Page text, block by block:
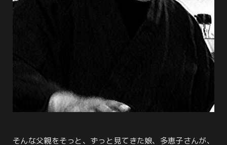
そんな父親をそっと、ずっと見てきた娘、多恵子さんが、